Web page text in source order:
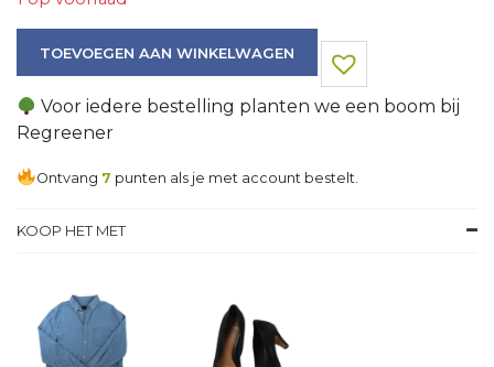
TOEVOEGEN AAN WINKELWAGEN
Voor iedere bestelling planten we een boom bij
Regreener
Ontvang 7 punten als je met account bestelt.
KOOP HET MET